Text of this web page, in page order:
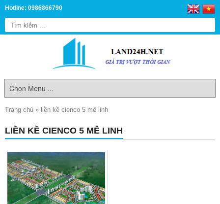
Hotline: 0986866790
Trang chủ » liền kề cienco 5 mê linh
LIỀN KỀ CIENCO 5 MÊ LINH